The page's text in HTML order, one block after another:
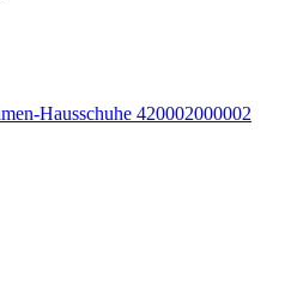
Hausschuhe 420002000002